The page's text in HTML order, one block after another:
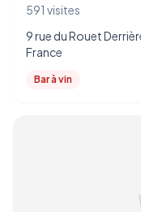
591 visites
9 rue du Rouet
France
Bar à vin